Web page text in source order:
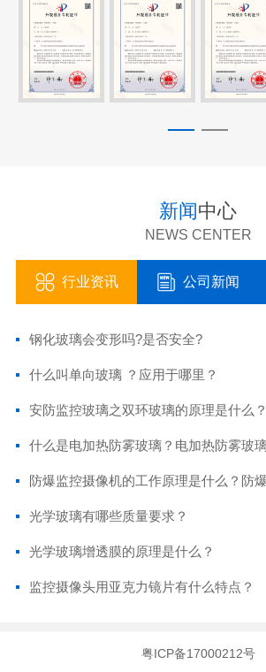
新闻中心
NEWS CENTER
行业资讯 公司新闻
钢化玻璃会变形吗?是否安全?
什么叫单向玻璃 ？应用于哪里？
安防监控玻璃之双环玻璃的原理是什么？
光学玻璃有哪些质量要求？
光学玻璃增透膜的原理是什么？
监控摄像头用亚克力镜片有什么特点？
粤ICP备17000212号